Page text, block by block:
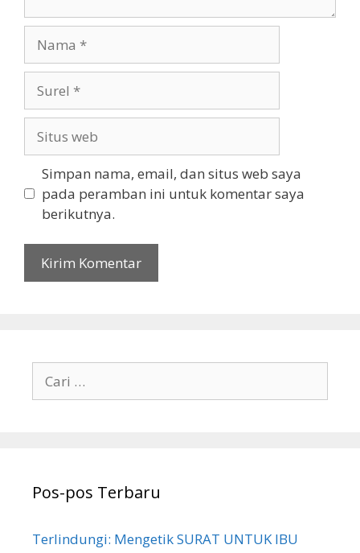
web
Simpan nama, email, dan situs web saya
pada peramban ini untuk komentar saya
berikutnya.
untuk:
Pos-pos Terbaru
Terlindungi: Mengetik SURAT UNTUK IBU